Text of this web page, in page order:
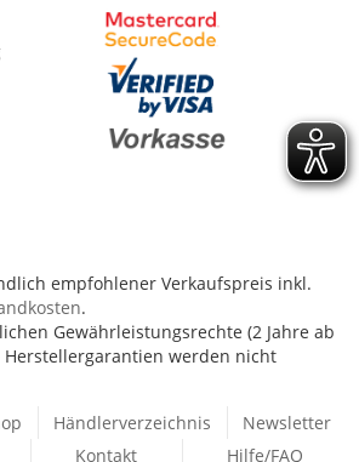
empfohlener Verkaufspreis inkl.
.
Gewährleistungsrechte (2 Jahre ab
werden nicht
Händlerverzeichnis
Newsletter
Kontakt Hilfe/FAQ